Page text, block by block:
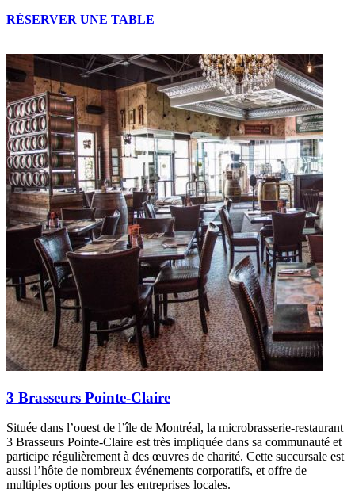
RÉSERVER UNE TABLE
3 Brasseurs Pointe-Claire
Située dans l’ouest de l’île de Montréal, la microbrasserie-restaurant
3 Brasseurs Pointe-Claire est très impliquée dans sa communauté et
participe régulièrement à des œuvres de charité. Cette succursale est
aussi l’hôte de nombreux événements corporatifs, et offre de
multiples options pour les entreprises locales.